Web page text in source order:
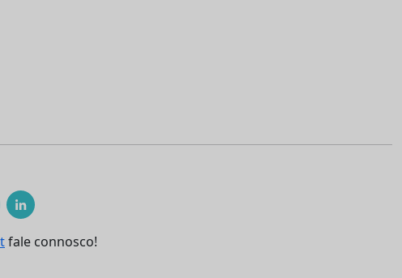
fale connosco!